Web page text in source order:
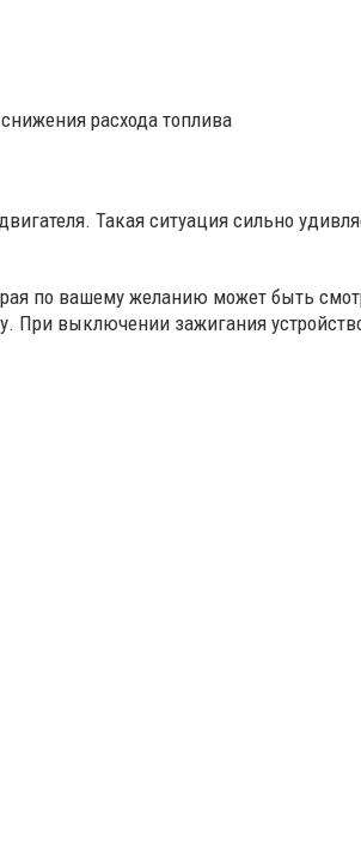
расхода топлива
Такая ситуация сильно
по вашему желанию может быть
При выключении зажигания